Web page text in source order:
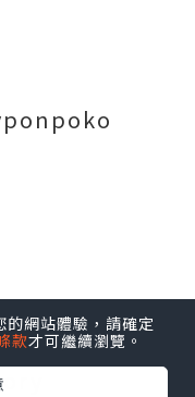
?lang=tc
網站體驗，請確定
款才可繼續瀏覽。